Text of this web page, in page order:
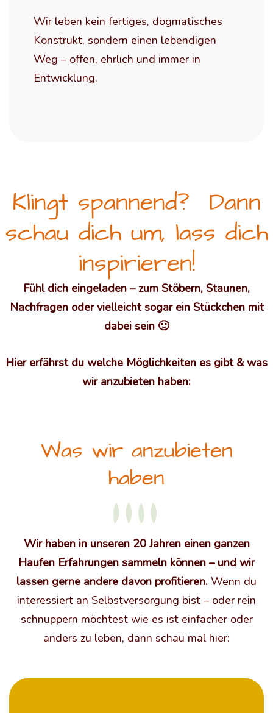
Wir leben kein fertiges, dogmatisches
Konstrukt, sondern einen lebendigen
Weg – offen, ehrlich und immer in
Entwicklung.
Klingt spannend? Dann
schau dich um, lass dich
inspirieren!
Fühl dich eingeladen – zum Stöbern, Staunen,
Nachfragen oder vielleicht sogar ein Stückchen mit
dabei sein 🙂
Hier erfährst du welche Möglichkeiten es gibt & was
wir anzubieten haben:
Was wir anzubieten
haben
Wir haben in unseren 20 Jahren einen ganzen
Haufen Erfahrungen sammeln können – und wir
lassen gerne andere davon profitieren. Wenn du
interessiert an Selbstversorgung bist – oder rein
schnuppern möchtest wie es ist einfacher oder
anders zu leben, dann schau mal hier: